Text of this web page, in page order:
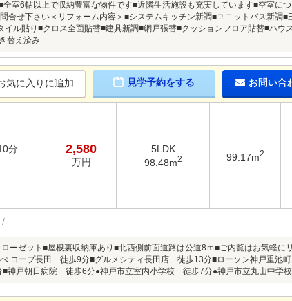
室6帖以上で収納豊富な物件です■近隣生活施設も充実しています■空室に
合せ下さい＜リフォーム内容＞■システムキッチン新調■ユニットバス新調■
ル貼り■クロス全面貼替■建具新調■網戸張替■クッションフロア貼替■ハウ
替え済み
気に入りに追加 見学予約をする お問い合
分
2,580
万円
5LDK
98.48m2 99.17m2
ーゼット■屋根裏収納庫あり■北西側前面道路は公道8ｍ■ご内覧はお気軽に
べ コープ長田 徒歩9分■グルメシティ長田店 徒歩13分■ローソン神戸重池
神戸朝日病院 徒歩6分●神戸市立室内小学校 徒歩7分●神戸市立丸山中学